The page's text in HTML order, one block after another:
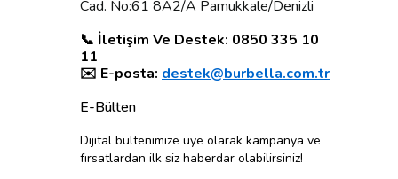
Cad. No:61 8A2/A Pamukkale/Denizli
📞 İletişim Ve Destek: 0850 335 10
11
✉️ E-posta: destek@burbella.com.tr
E-Bülten
Dijital bültenimize üye olarak kampanya ve
fırsatlardan ilk siz haberdar olabilirsiniz!